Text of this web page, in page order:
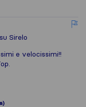
su Sirelo
e velocissimi!!